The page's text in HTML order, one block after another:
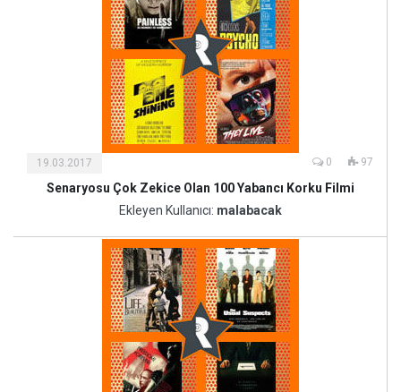
19.03.2017 0 97
Senaryosu Çok Zekice Olan 100 Yabancı Korku Filmi
Ekleyen Kullanıcı: malabacak
Kültür